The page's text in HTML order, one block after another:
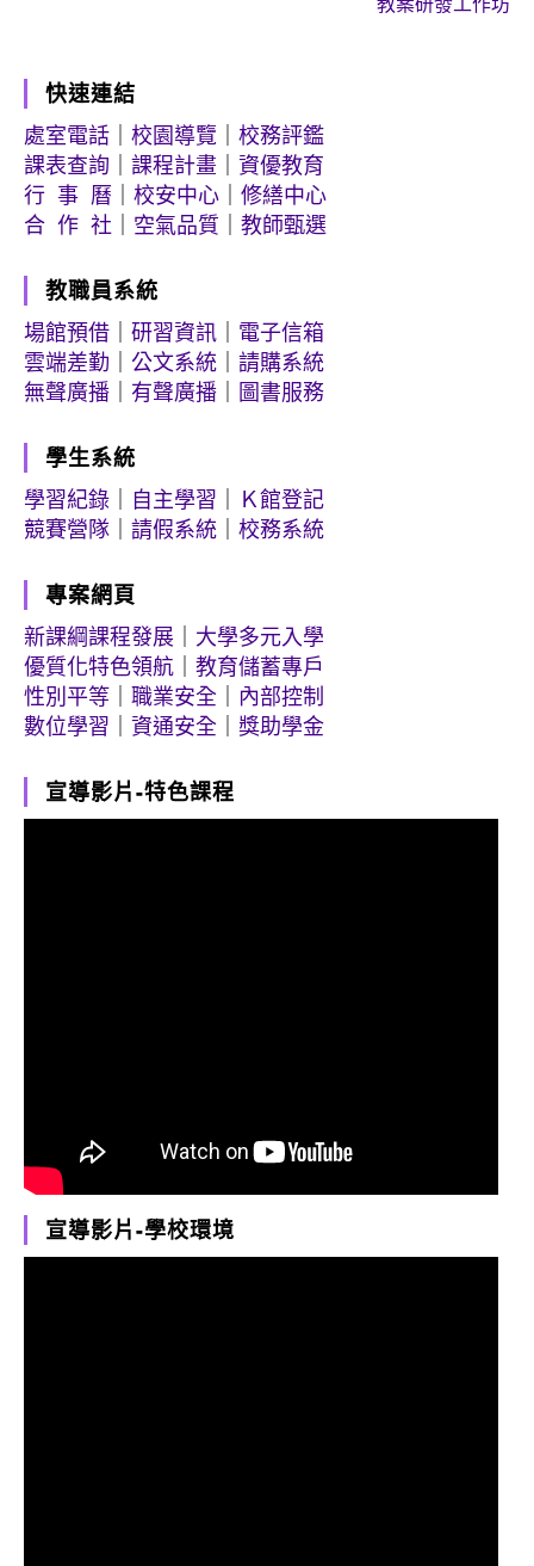
快速連結
處室電話
校園導覽
校務評鑑
課表查詢
課程計畫
資優教育
行 事 曆
校安中心
修繕中心
合 作 社
空氣品質 教師甄選
教職員系統
場館預借
研習資訊
電子信箱
雲端差勤
公文系統
請購系統
無聲廣播
有聲廣播 圖書服務
學生系統
學習紀錄
自主學習
Ｋ館登記
競賽營隊
請假系統 校務系統
專案網頁
新課綱課程發展
大學多元入學
優質化特色領航
教育儲蓄專戶
性別平等
職業安全
內部控制
數位學習
資通安全 獎助學金
宣導影片-特色課程
宣導影片-學校環境